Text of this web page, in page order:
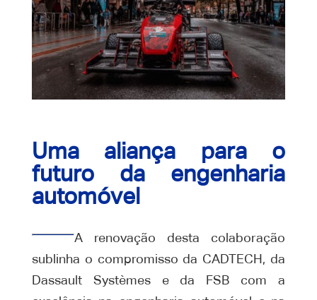
Uma aliança para o
futuro da engenharia
automóvel
A renovação desta colaboração
sublinha o compromisso da CADTECH, da
Dassault Systèmes e da FSB com a